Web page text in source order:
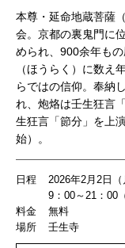
本尊・延命地蔵菩薩
会。京都の裏鬼門に
められ、900余年も
（ほうらく）に数え
らではの信仰。奉納
れ、炮烙は壬生狂言
生狂言「節分」を上
始）。
日程
2026年2月2日（
9：00～21：00
料金
無料
場所
壬生寺